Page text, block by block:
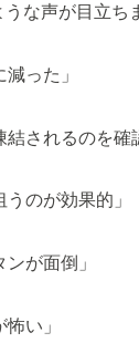
な声が目立ち
減った」
結されるのを確
うのが効果的」
ンが面倒」
怖い」